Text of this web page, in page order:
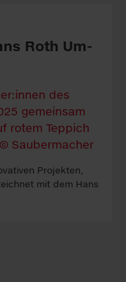
Roth Um­
Projekten,
mit dem Hans